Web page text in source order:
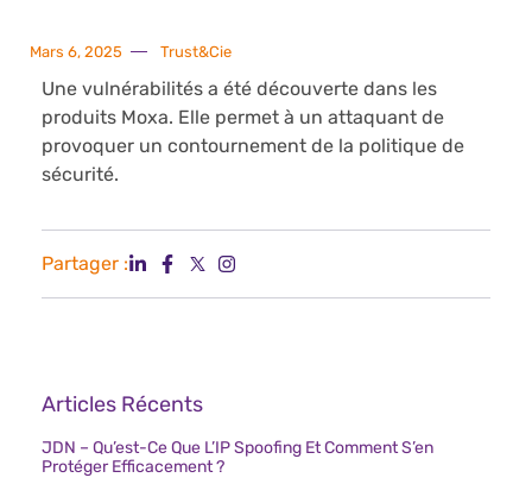
Mars 6, 2025 Trust&Cie
Une vulnérabilités a été découverte dans les
produits Moxa. Elle permet à un attaquant de
provoquer un contournement de la politique de
sécurité.
Partager :
Articles Récents
JDN – Qu’est-Ce Que L’IP Spoofing Et Comment S’en
Protéger Efficacement ?